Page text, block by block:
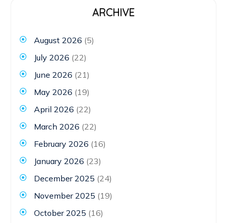
ARCHIVE
August 2026 (5)
July 2026 (22)
June 2026 (21)
May 2026 (19)
April 2026 (22)
March 2026 (22)
February 2026 (16)
January 2026 (23)
December 2025 (24)
November 2025 (19)
October 2025 (16)